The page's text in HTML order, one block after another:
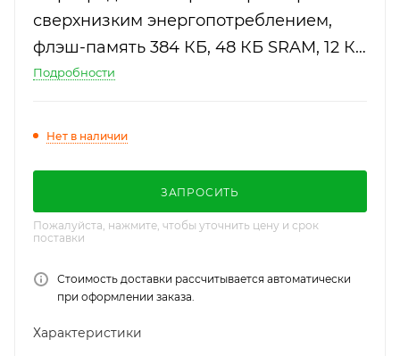
сверхнизким энергопотреблением,
флэш-память 384 КБ, 48 КБ SRAM, 12 КБ
EEPROM, ЖК-дисплей, USB, АЦП, ЦАП,
Подробности
Нет в наличии
ЗАПРОСИТЬ
Пожалуйста, нажмите, чтобы уточнить цену и срок
поставки
Стоимость доставки рассчитывается автоматически
при оформлении заказа.
Характеристики